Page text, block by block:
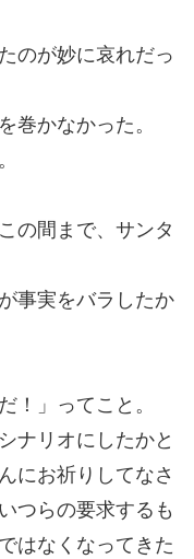
のが妙に哀れだっ
巻かなかった。
の間まで、サンタ
事実をバラしたか
！」ってこと。
ナリオにしたかと
にお祈りしてなさ
つらの要求するも
はなくなってきた